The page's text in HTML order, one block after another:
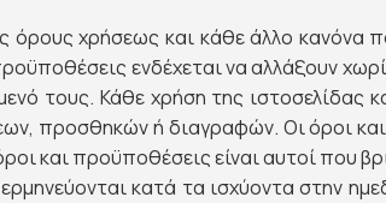
χρήσεως και κάθε άλλο κανόνα
ενδέχεται να αλλάξουν
τους. Κάθε χρήση της
προσθηκών ή διαγραφών. Οι όροι
και προϋποθέσεις είναι αυτοί που
κατά τα ισχύοντα στην